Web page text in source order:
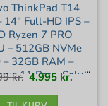
ThinkPad T14
14″ Full-HD IPS –
Ryzen 7 PRO
– 512GB NVMe
– 32GB RAM –
11 Pro – Sølv
kr. Den
oprindelige
pris
4.995 kr.Den